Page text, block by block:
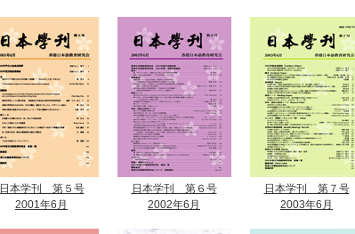
日本学刊 第５号
2001年6月
日本学刊 第６号
2002年6月
日本学刊 第７号
2003年6月